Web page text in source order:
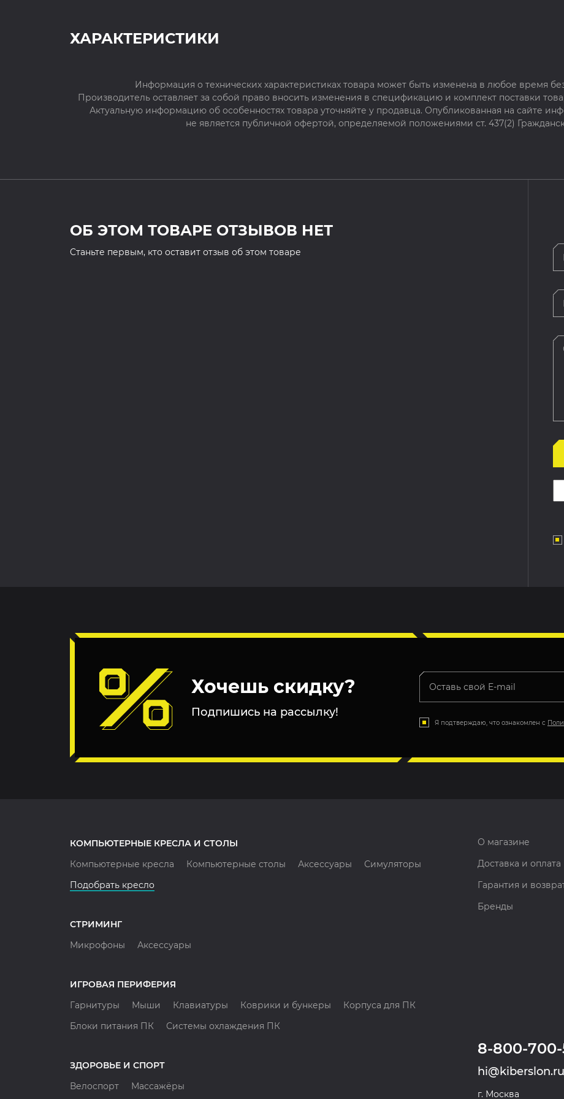
ХАРАКТЕРИСТИКИ
Информация о технических характеристиках товара может быть изменена в любое время
Производитель оставляет за собой право вносить изменения в спецификацию и комплект поставки
Актуальную информацию об особенностях товара уточняйте у продавца. Опубликованная на сайте
не является публичной офертой, определяемой положениями ст. 437(2)
ОБ ЭТОМ ТОВАРЕ ОТЗЫВОВ НЕТ
Cтаньте первым, кто оставит отзыв об этом товаре
Хочешь скидку?
Подпишись на рассылку!
Я подтверждаю, что ознакомлен с
КОМПЬЮТЕРНЫЕ КРЕСЛА И СТОЛЫ
Компьютерные кресла
Компьютерные столы Аксессуары
Симуляторы
Подобрать кресло
СТРИМИНГ
Микрофоны
Аксессуары
ИГРОВАЯ ПЕРИФЕРИЯ
Гарнитуры
Мыши Клавиатуры Коврики и бункеры
Корпуса для ПК
Блоки питания ПК
Системы охлаждения ПК
ЗДОРОВЬЕ И СПОРТ
Велоспорт
Массажёры
О магазине
Доставка и оплата
Гарантия и
Бренды
8-800-
hi@kiberslon.ru
г. Москва